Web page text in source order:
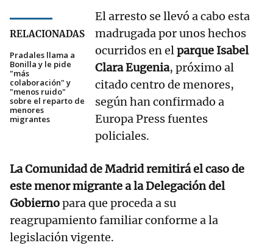
RELACIONADAS
Pradales llama a
Bonilla y le pide
"más
colaboración" y
"menos ruido"
sobre el reparto de
menores
migrantes
El arresto se llevó a cabo esta
madrugada por unos hechos
ocurridos en elparque Isabel
Clara Eugenia, próximo al
citado centro de menores,
según han confirmado a
Europa Press fuentes
policiales.
La Comunidad de Madrid remitirá el caso de
este menor migrante a la Delegación del
Gobiernopara que proceda a su
reagrupamiento familiar conforme a la
legislación vigente.